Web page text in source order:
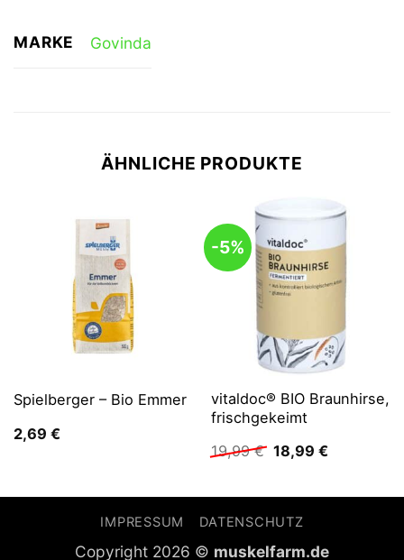
MARKE Govinda
ÄHNLICHE PRODUKTE
Spielberger – Bio Emmer
2,69 €
-5%
vitaldoc® BIO Braunhirse,
frischgekeimt
19,99€ Ursprünglicher
Preis
19,99 €
18,99 €Aktueller
18,99 €.
IMPRESSUM DATENSCHUTZ
Copyright 2026 © muskelfarm.de